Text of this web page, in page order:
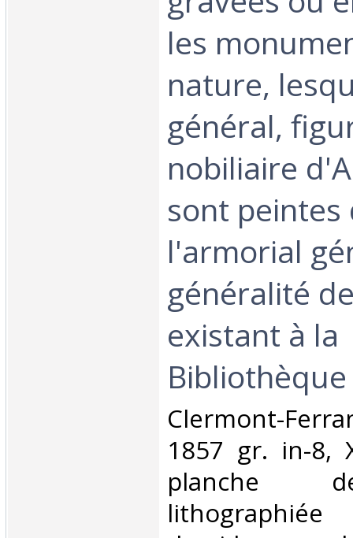
les
nature,
général,
nobiliaire
sont peintes
l'armorial
généralité
existant à la
‎Clermont-
1857 gr. in-8,
planche